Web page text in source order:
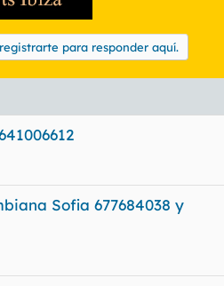
para responder aquí.
Sofia 677684038 y